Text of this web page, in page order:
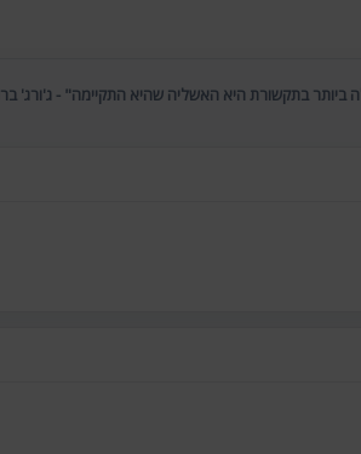
ביותר בתקשורת היא האשליה שהיא התקיימה" - ג'ורג'